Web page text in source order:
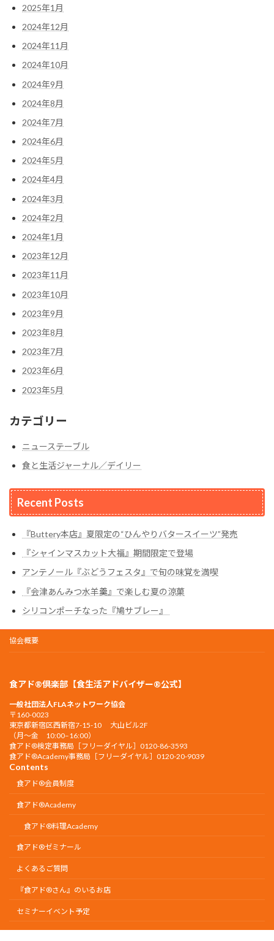
2025年1月
2024年12月
2024年11月
2024年10月
2024年9月
2024年8月
2024年7月
2024年6月
2024年5月
2024年4月
2024年3月
2024年2月
2024年1月
2023年12月
2023年11月
2023年10月
2023年9月
2023年8月
2023年7月
2023年6月
2023年5月
カテゴリー
ニューステーブル
食と生活ジャーナル／デイリー
Recent Posts
『Buttery本店』夏限定の“ひんやりバタースイーツ”発売
『シャインマスカット大福』期間限定で登場
アンテノール『ぶどうフェスタ』で旬の味覚を満喫
『会津あんみつ水羊羹』で楽しむ夏の涼菓
シリコンポーチなった『鳩サブレー』
協会概要
食アド®倶楽部【食生活アドバイザー®公式】
一般社団法人FLAネットワーク協会
〒160-0023
東京都新宿区西新宿7-15-10 大山ビル2F
（月〜金 10:00–16:00）
食アド®︎検定事務局［フリーダイヤル］0120-86-3593
食アド®︎Academy事務局［フリーダイヤル］0120-20-9039
Contents
食アド®会員制度
食アド®︎Academy
食アド®︎料理Academy
食アド®ゼミナール
よくあるご質問
『食アド®︎さん』のいるお店
セミナーイベント予定